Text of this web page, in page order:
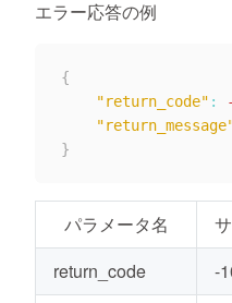
エラー応答の例
{
"return_code" :
}
パラメータ名
return_code
-